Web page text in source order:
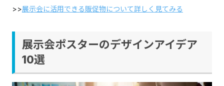
>>展示会に活用できる販促物について詳しく見てみる
展示会ポスターのデザインアイデア
10選​​​​​​​​​​​​​​​​​​​​​